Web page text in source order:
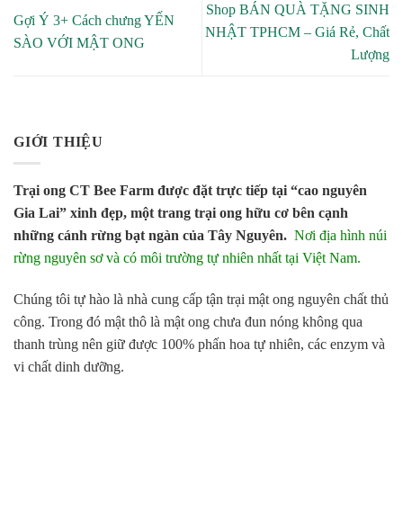
Gợi Ý 3+ Cách chưng YẾN
SÀO VỚI MẬT ONG
Shop BÁN QUÀ TẶNG SINH
NHẬT TPHCM – Giá Rẻ, Chất
Lượng
GIỚI THIỆU
Trại ong CT Bee Farm được đặt trực tiếp tại “cao nguyên
Gia Lai” xinh đẹp, một trang trại ong hữu cơ bên cạnh
những cánh rừng bạt ngàn của Tây Nguyên. Nơi địa hình núi
rừng nguyên sơ và có môi trường tự nhiên nhất tại Việt Nam.
Chúng tôi tự hào là nhà cung cấp tận trại mật ong nguyên chất thủ
công. Trong đó mật thô là mật ong chưa đun nóng không qua
thanh trùng nên giữ được 100% phấn hoa tự nhiên, các enzym và
vi chất dinh dưỡng.